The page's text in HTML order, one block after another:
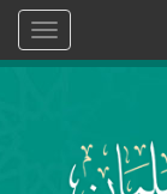
Toggle